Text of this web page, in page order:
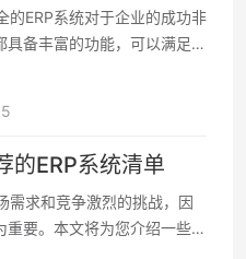
的ERP系统对于企业的成功非
备丰富的功能，可以满足电
决策
的ERP系统清单
需求和竞争激烈的挑战，因
要。本文将为您介绍一些在